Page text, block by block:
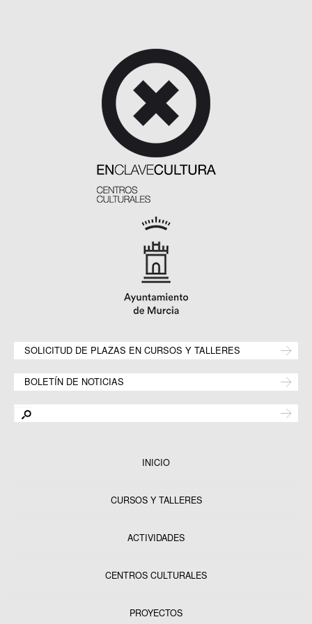
SOLICITUD DE PLAZAS EN CURSOS Y TALLERES
BOLETÍN DE NOTICIAS
INICIO
CURSOS Y TALLERES
ACTIVIDADES
CENTROS CULTURALES
PROYECTOS